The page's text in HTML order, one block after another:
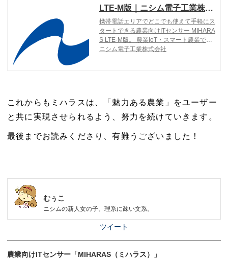
LTE-M版｜ニシム電子工業株式
会社
携帯電話エリアでどこでも使えて手軽にス
タートできる農業向けITセンサー MIHARA
S LTE-M版。 農業IoT・スマート農業で環
境データの遠隔モニタリングを実現し、水
ニシム電子工業株式会社
これからもミハラスは、「魅力ある農業」をユーザー
と共に実現させられるよう、努力を続けていきます。
最後までお読みくださり、有難うございました！
むぅこ
ニシムの新人女の子。理系に疎い文系。
ツイート
農業向けITセンサー「MIHARAS（ミハラス）」